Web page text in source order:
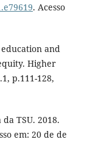
. Acesso
and
Higher
p.111-128,
TSU. 2018.
em: 20 de de